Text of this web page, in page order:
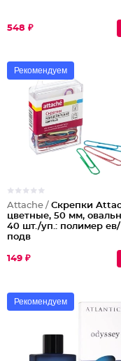
548 ₽
Рекомендуем
Attache / Скрепки
цветные, 50 мм,
40 шт./уп.: полимер ев/
подв
149 ₽
Рекомендуем